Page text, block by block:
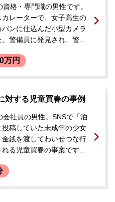
格・専門職の男性です。
レーターで、女子高生の
ンに仕込んだ小型カメラ
警備員に発見され、警察
した。カメラは警察に押
とのことで、事件翌日に
至りました。
万円
対する児童買春の事例
会社員の男性。SNSで「泊
稿していた未成年の少女
銭を渡してわいせつな行
る児童買春の事案です。
事件から数か月後、警察